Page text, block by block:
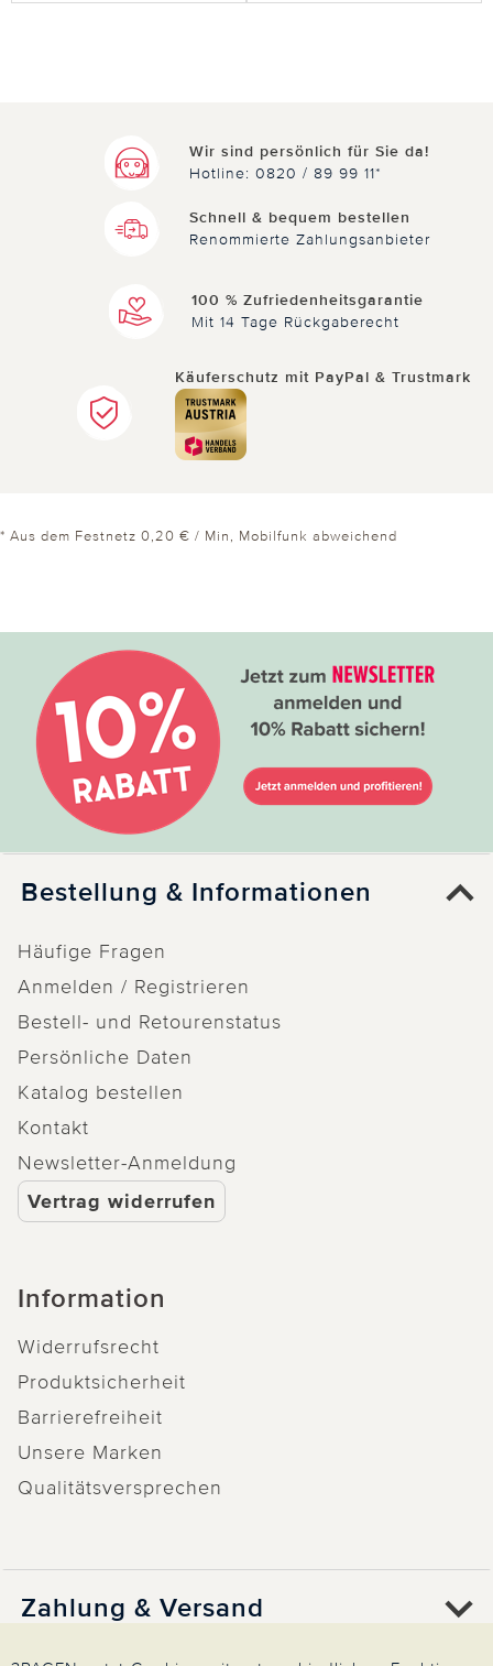
Wir sind persönlich für Sie da!
Hotline: 0820 / 89 99 11*
Schnell & bequem bestellen
Renommierte Zahlungsanbieter
100 % Zufriedenheitsgarantie
Mit 14 Tage Rückgaberecht
Käuferschutz mit PayPal & Trustmark
* Aus dem Festnetz 0,20 € / Min, Mobilfunk abweichend
Bestellung & Informationen
Häufige Fragen
Anmelden / Registrieren
Bestell- und Retourenstatus
Persönliche Daten
Katalog bestellen
Kontakt
Newsletter-Anmeldung
Vertrag widerrufen
Information
Widerrufsrecht
Produktsicherheit
Barrierefreiheit
Unsere Marken
Qualitätsversprechen
Zahlung & Versand